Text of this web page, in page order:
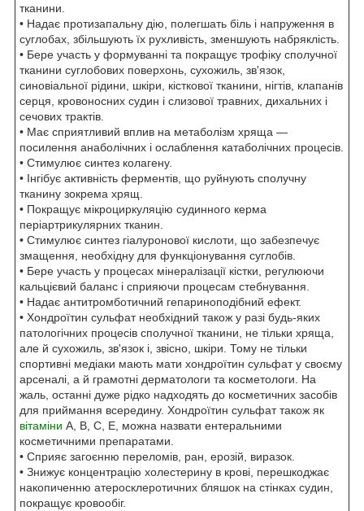
тканини.
• Надає протизапальну дію, полегшать біль і напруження в
суглобах, збільшують їх рухливість, зменшують набряклість.
• Бере участь у формуванні та покращує трофіку сполучної
тканини суглобових поверхонь, сухожиль, зв'язок,
синовіальної рідини, шкіри, кісткової тканини, нігтів, клапанів
серця, кровоносних судин і слизової травних, дихальних і
сечових трактів.
• Має сприятливий вплив на метаболізм хряща —
посилення анаболічних і ослаблення катаболічних процесів.
• Стимулює синтез колагену.
• Інгібує активність ферментів, що руйнують сполучну
тканину зокрема хрящ.
• Покращує мікроциркуляцію судинного керма
періартрикулярних тканин.
• Стимулює синтез гіалуронової кислоти, що забезпечує
змащення, необхідну для функціонування суглобів.
• Бере участь у процесах мінералізації кістки, регулюючи
кальцієвий баланс і сприяючи процесам стебнування.
• Надає антитромботичний гепариноподібний ефект.
• Хондроїтин сульфат необхідний також у разі будь-яких
патологічних процесів сполучної тканини, не тільки хряща,
але й сухожиль, зв'язок і, звісно, шкіри. Тому не тільки
спортивні медіаки мають мати хондроїтин сульфат у своєму
арсеналі, а й грамотні дерматологи та косметологи. На
жаль, останні дуже рідко надходять до косметичних засобів
для приймання всередину. Хондроїтин сульфат також як
вітаміни А, В, С, Е, можна назвати ентеральними
косметичними препаратами.
• Сприяє загоєнню переломів, ран, ерозій, виразок.
• Знижує концентрацію холестерину в крові, перешкоджає
накопиченню атеросклеротичних бляшок на стінках судин,
покращує кровообіг.